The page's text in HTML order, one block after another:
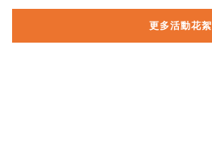
更多活動花絮